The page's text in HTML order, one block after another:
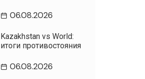
06.08.2026
Kazakhstan vs World:
итоги противостояния
06.08.2026